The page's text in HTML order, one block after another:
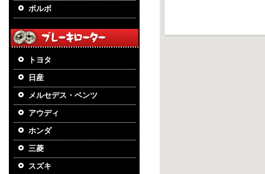
ボルボ
トヨタ
日産
メルセデス・ベンツ
アウディ
ホンダ
三菱
スズキ